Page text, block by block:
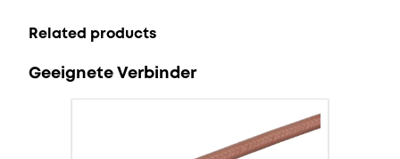
Related products
Geeignete Verbinder